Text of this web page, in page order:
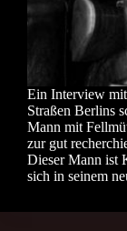
Ein Interview
Straßen Berlins
Mann mit
zur gut
Dieser Mann ist
sich in seinem